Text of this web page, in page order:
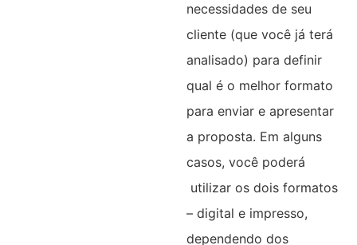
necessidades de seu
cliente (que você já terá
analisado) para definir
qual é o melhor formato
para enviar e apresentar
a proposta. Em alguns
casos, você poderá
utilizar os dois formatos
– digital e impresso,
dependendo dos